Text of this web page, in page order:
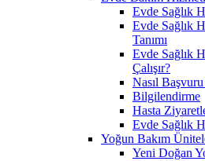
Evde Sağlık
Evde Sağlık
Tanımı
Evde Sağlık
Çalışır?
Nasıl Başvuru
Bilgilendirme
Hasta
Evde Sağlık
Yoğun Bakım
Yeni Doğan